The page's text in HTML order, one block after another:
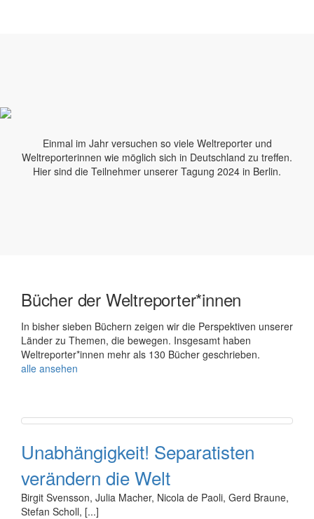
Einmal im Jahr versuchen so viele Weltreporter und
Weltreporterinnen wie möglich sich in Deutschland zu treffen.
Hier sind die Teilnehmer unserer Tagung 2024 in Berlin.
Bücher der Weltreporter*innen
In bisher sieben Büchern zeigen wir die Perspektiven unserer
Länder zu Themen, die bewegen. Insgesamt haben
Weltreporter*innen mehr als 130 Bücher geschrieben.
alle ansehen
Unabhängigkeit! Separatisten
verändern die Welt
Birgit Svensson, Julia Macher, Nicola de Paoli, Gerd Braune,
Stefan Scholl, [...]